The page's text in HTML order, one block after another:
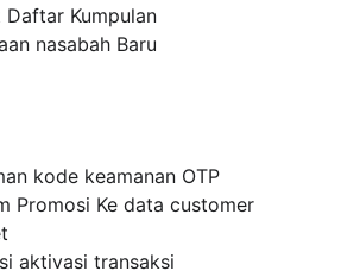
Kumpulan
nasabah Baru
kode keamanan OTP
Promosi Ke data customer
aktivasi transaksi